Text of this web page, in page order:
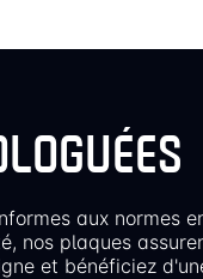
aux normes
nos plaques
et bénéficiez